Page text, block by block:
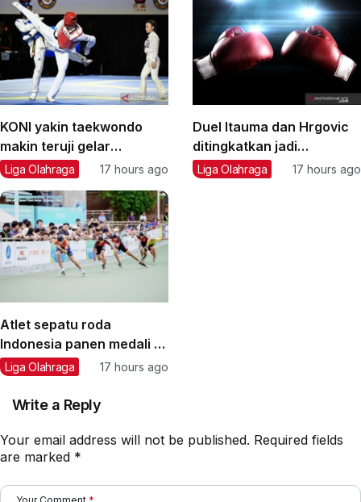
KONI yakin taekwondo
makin teruji gelar
kejuaraan internasional
Liga Olahraga 17 hours ago
Duel Itauma dan Hrgovic
ditingkatkan jadi
perebutan gelar IBF
Liga Olahraga 17 hours ago
Atlet sepatu roda
Indonesia panen medali di
turnamen Asia
Liga Olahraga 17 hours ago
Write a Reply
Your email address will not be published. Required fields
are marked *